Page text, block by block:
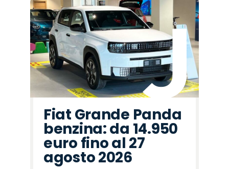
Fiat Grande Panda
benzina: da 14.950
euro fino al 27
agosto 2026